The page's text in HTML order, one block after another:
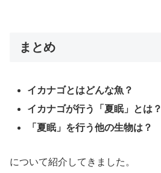
まとめ
イカナゴとはどんな魚？
イカナゴが行う「夏眠」とは？
「夏眠」を行う他の生物は？
について紹介してきました。